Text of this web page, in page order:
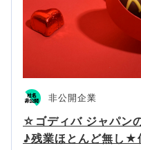
非公開企業
☆ゴディバ ジャパン
♪残業ほとんど無し★